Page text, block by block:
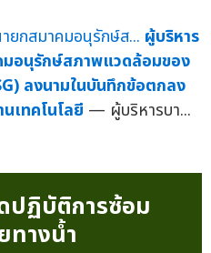
ผู้บริหาร
มอนุรักษ์สภาพแวดล้อมของ
ลงนามในบันทึกข้อตกลง
เทคโนโลยี — ผู้บริหารบา...
ปฏิบัติการซ้อม
างน้ำ